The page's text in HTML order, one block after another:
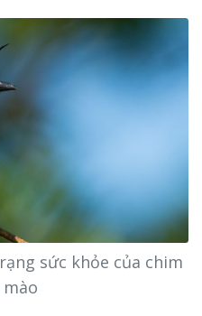
sức khỏe của chim